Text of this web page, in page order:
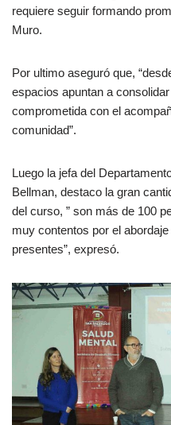
requiere seguir formando
Muro.
Por ultimo aseguró que,
espacios apuntan a
comprometida con el
comunidad”.
Luego la jefa del
Bellman, destaco la gran
del curso, ” son más de 100
muy contentos por el
presentes”, expresó.